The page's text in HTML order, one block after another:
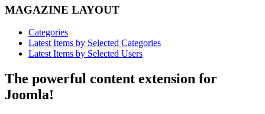
MAGAZINE LAYOUT
Categories
Latest Items by Selected Categories
Latest Items by Selected Users
The powerful content extension for
Joomla!